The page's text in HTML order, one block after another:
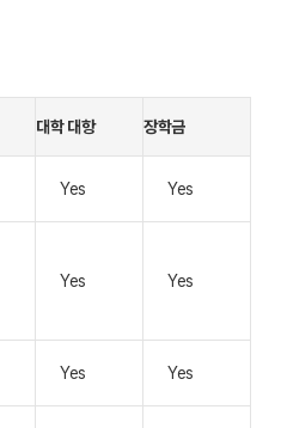
대학 대항 장학금
Yes Yes
Yes Yes
Yes Yes